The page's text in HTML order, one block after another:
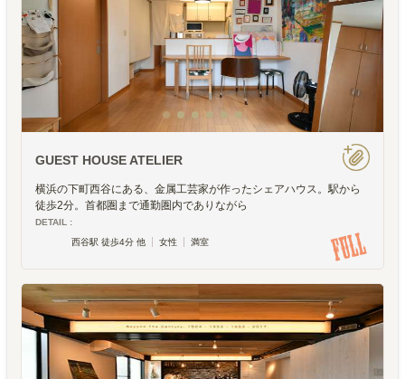
GUEST HOUSE ATELIER
横浜の下町西谷にある、金属工芸家が作ったシェアハウス。駅から
徒歩2分。首都圏まで通勤圏内でありながら
DETAIL :
西谷駅 徒歩4分 他
女性 満室